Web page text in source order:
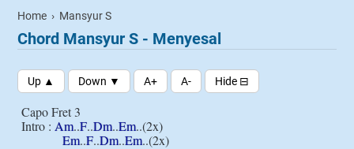
Home › Mansyur S
Chord Mansyur S - Menyesal
Capo Fret 3
Intro : Am..F..Dm..Em..(2x)
Em..F..Dm..Em..(2x)